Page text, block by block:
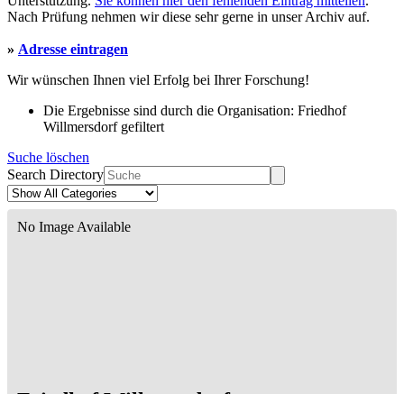
Nach Prüfung nehmen wir diese sehr gerne in unser Archiv auf.
» Adresse eintragen
Wir wünschen Ihnen viel Erfolg bei Ihrer Forschung!
Die Ergebnisse sind durch die Organisation: Friedhof
Willmersdorf gefiltert
Suche löschen
Search Directory
No Image Available